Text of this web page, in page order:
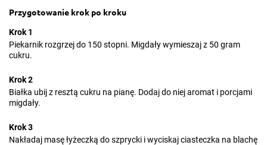
Przygotowanie krok po kroku
Krok 1
Piekarnik rozgrzej do 150 stopni. Migdały wymieszaj z 50 gram
cukru.
Krok 2
Białka ubij z resztą cukru na pianę. Dodaj do niej aromat i porcjami
migdały.
Krok 3
Nakładaj masę łyżeczką do szprycki i wyciskaj ciasteczka na blachę